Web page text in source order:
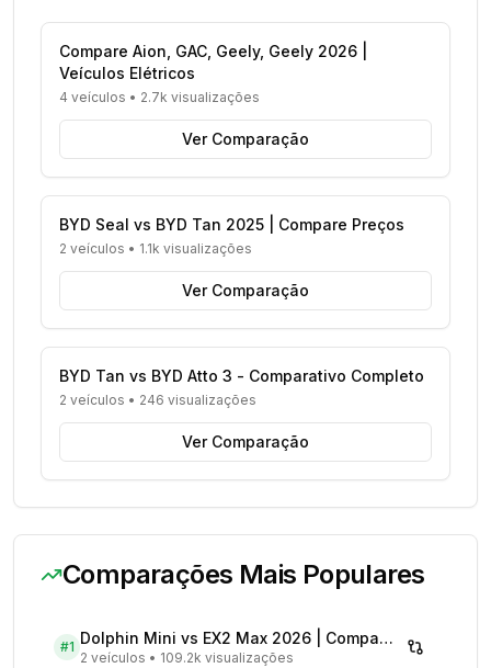
Compare Aion, GAC, Geely, Geely 2026 |
Veículos Elétricos
4 veículos • 2.7k visualizações
Ver Comparação
BYD Seal vs BYD Tan 2025 | Compare Preços
2 veículos • 1.1k visualizações
Ver Comparação
BYD Tan vs BYD Atto 3 - Comparativo Completo
2 veículos • 246 visualizações
Ver Comparação
Comparações Mais Populares
#1 Dolphin Mini vs EX2 Max 2026 | Compare Preços
2 veículos • 109.2k visualizações